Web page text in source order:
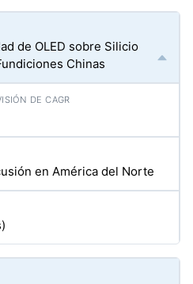
de OLED sobre Silicio
Chinas
en América del Norte